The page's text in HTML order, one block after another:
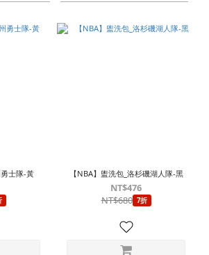
勇士隊-黃 【NBA】盥洗包_洛杉磯湖人隊-黑
NT$476
NT$680 7折